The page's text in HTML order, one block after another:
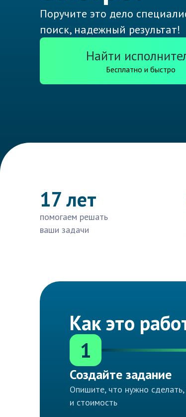
Поручите это дело
поиск, надежный результат!
Найти
Бесплатно и быстро
17 лет
помогаем решать
ваши задачи
Как это
1
Создайте задание
Опишите, что нужно сделать,
и стоимость